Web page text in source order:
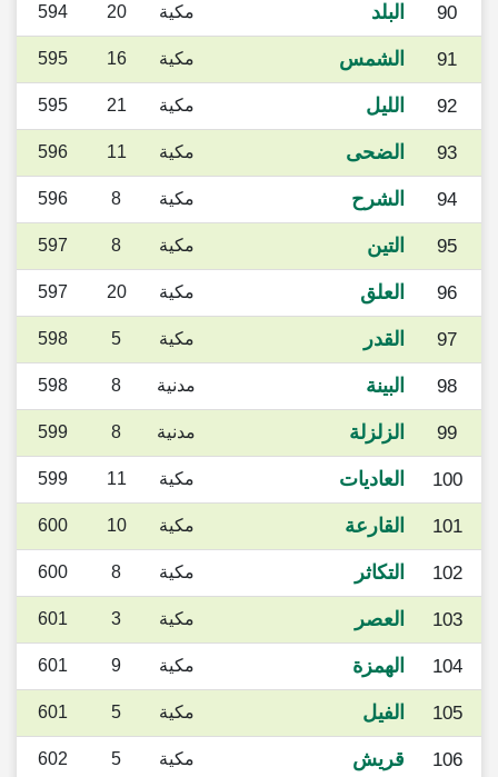
90 البلد مكية 20
594
91 الشمس مكية 16
595
92 الليل مكية 21
595
93 الضحى مكية 11
596
94 الشرح مكية 8
596
95 التين مكية 8
597
96 العلق مكية 20
597
97 القدر مكية 5
598
98 البينة مدنية 8
598
99 الزلزلة مدنية 8
599
100 العاديات مكية 11
599
101 القارعة مكية 10
600
102 التكاثر مكية 8
600
103 العصر مكية 3
601
104 الهمزة مكية 9
601
105 الفيل مكية 5
601
106 قريش مكية 5
602